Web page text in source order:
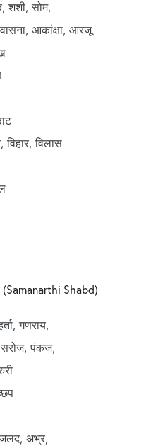
शशी, सोम,
आकांक्षा, आरजू
विलास
(Samanarthi Shabd)
गणराय,
सरोज, पंकज,
अभ्र,